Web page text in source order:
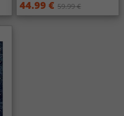
44.99 € 59.99 €